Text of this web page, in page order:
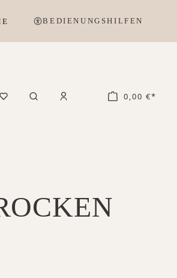
BEDIENUNGSHILFEN
0,00 €*